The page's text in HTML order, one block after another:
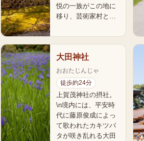
悦の一族がこの地に
移り、芸術家村と…
大田神社
おおたじんじゃ
徒歩約24分
上賀茂神社の摂社。
\n境内には、平安時
代に藤原俊成によっ
て歌われたカキツバ
タが咲き乱れる大田